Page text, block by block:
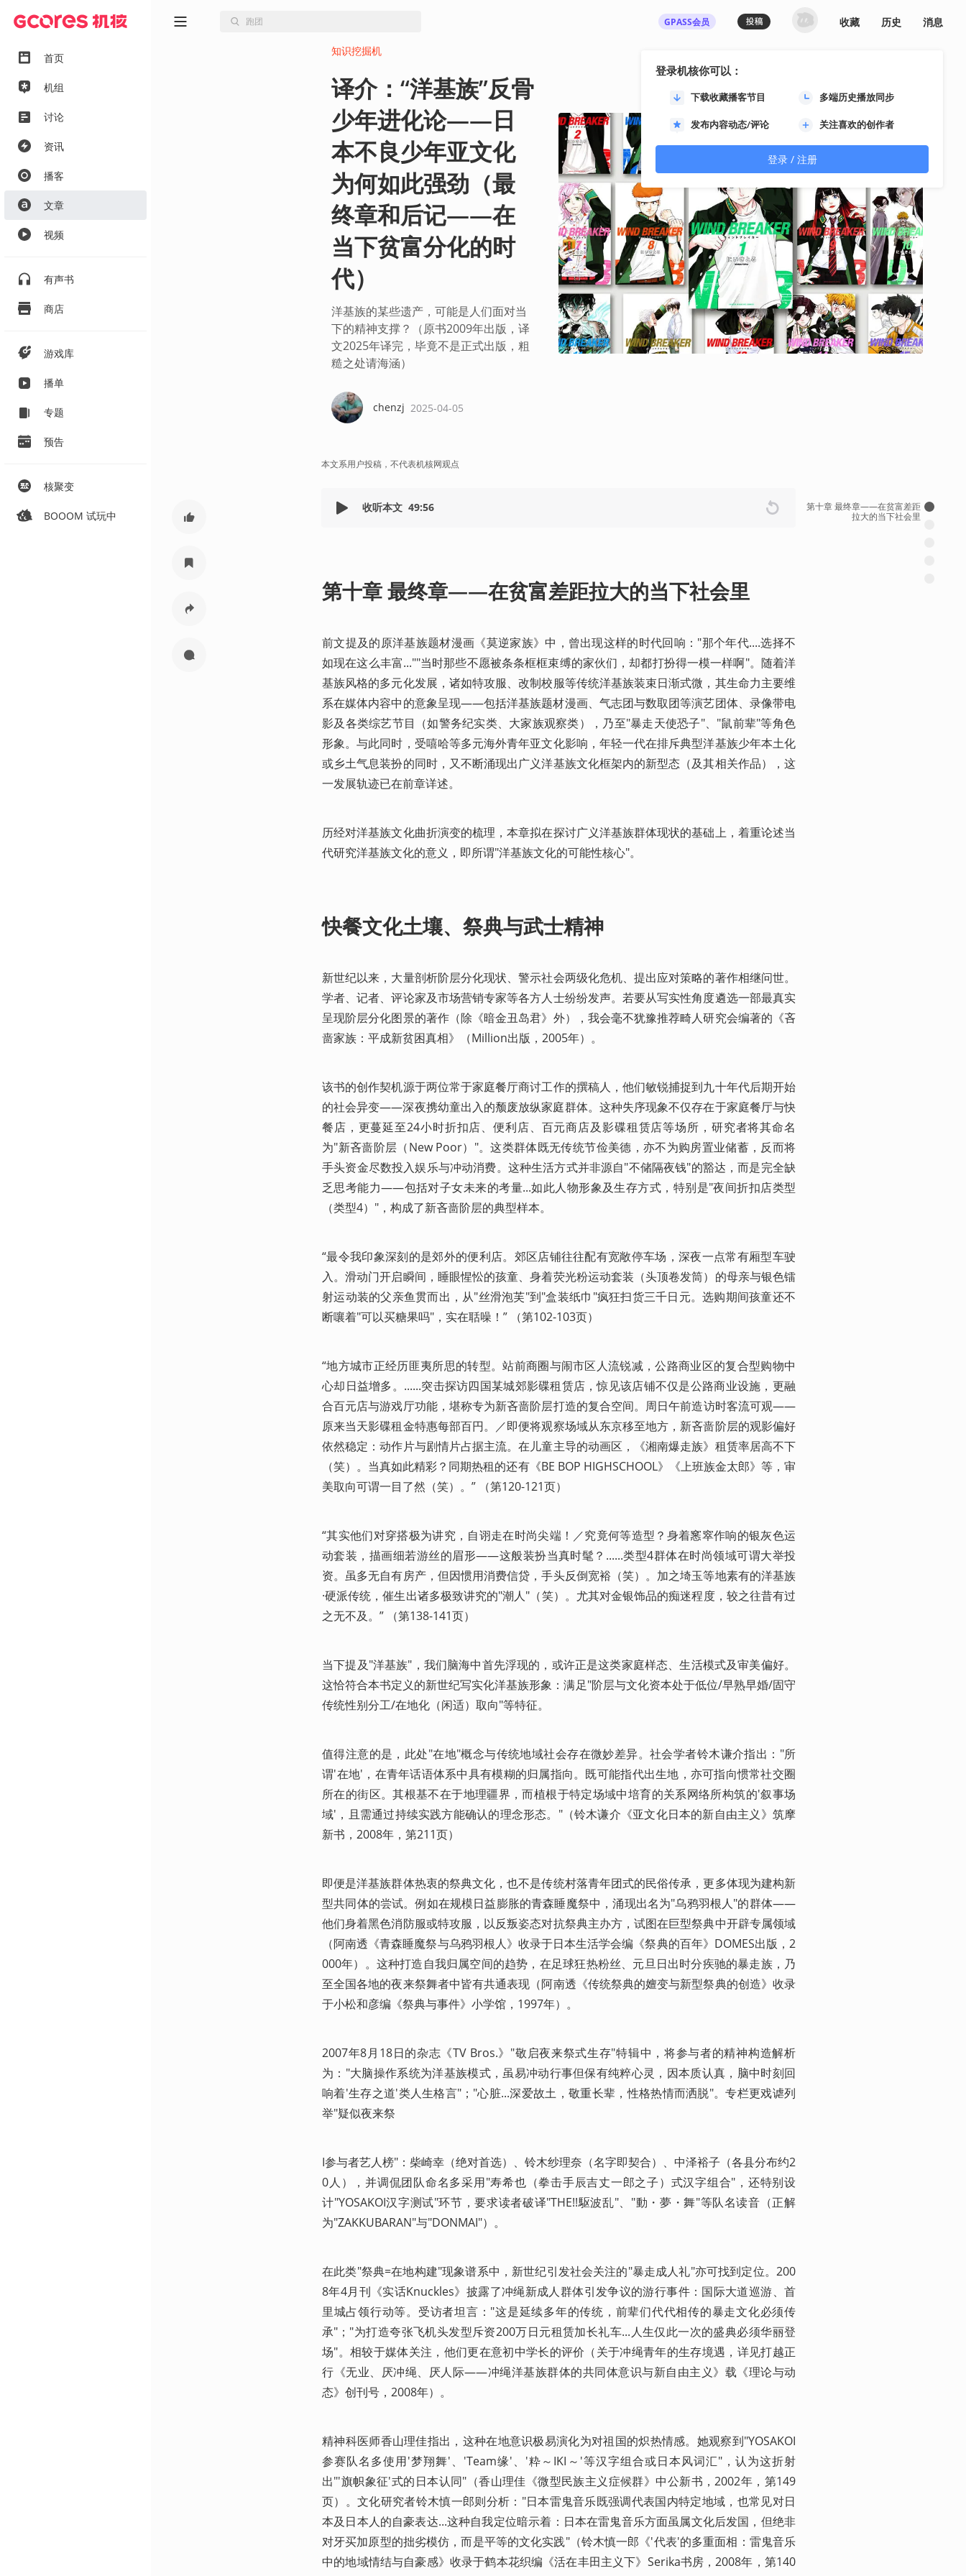
首页
机组
讨论
资讯
播客
文章
视频
有声书
商店
游戏库
播单
专题
预告
核聚变
BOOOM 试玩中
GPASS会员
登录机核你可以：
下载收藏播客节目 多端历史播放同步
发布内容动态/评论 关注喜欢的创作者
登录 / 注册
收藏 历史 消息
知识挖掘机
译介：“洋基族”反骨
少年进化论——日
本不良少年亚文化
为何如此强劲（最
终章和后记——在
当下贫富分化的时
代）
洋基族的某些遗产，可能是人们面对当
下的精神支撑？（原书2009年出版，译
文2025年译完，毕竟不是正式出版，粗
糙之处请海涵）
chenzj 2025-04-05
本文系用户投稿，不代表机核网观点
收听本文 49:56
第十章 最终章——在贫富差距拉大的当下社会里
前文提及的原洋基族题材漫画《莫逆家族》中，曾出现这样的时代回响："那个年代....选择不
如现在这么丰富...""当时那些不愿被条条框框束缚的家伙们，却都打扮得一模一样啊"。随着洋
基族风格的多元化发展，诸如特攻服、改制校服等传统洋基族装束日渐式微，其生命力主要维
系在媒体内容中的意象呈现——包括洋基族题材漫画、气志团与数取团等演艺团体、录像带电
影及各类综艺节目（如警务纪实类、大家族观察类），乃至"暴走天使恐子"、"鼠前辈"等角色
形象。与此同时，受嘻哈等多元海外青年亚文化影响，年轻一代在排斥典型洋基族少年本土化
或乡土气息装扮的同时，又不断涌现出广义洋基族文化框架内的新型态（及其相关作品），这
一发展轨迹已在前章详述。
历经对洋基族文化曲折演变的梳理，本章拟在探讨广义洋基族群体现状的基础上，着重论述当
代研究洋基族文化的意义，即所谓"洋基族文化的可能性核心"。
快餐文化土壤、祭典与武士精神
新世纪以来，大量剖析阶层分化现状、警示社会两级化危机、提出应对策略的著作相继问世。
学者、记者、评论家及市场营销专家等各方人士纷纷发声。若要从写实性角度遴选一部最真实
呈现阶层分化图景的著作（除《暗金丑岛君》外），我会毫不犹豫推荐畸人研究会编著的《吝
啬家族：平成新贫困真相》（Million出版，2005年）。
该书的创作契机源于两位常于家庭餐厅商讨工作的撰稿人，他们敏锐捕捉到九十年代后期开始
的社会异变——深夜携幼童出入的颓废放纵家庭群体。这种失序现象不仅存在于家庭餐厅与快
餐店，更蔓延至24小时折扣店、便利店、百元商店及影碟租赁店等场所，研究者将其命名
为"新吝啬阶层（New Poor）"。这类群体既无传统节俭美德，亦不为购房置业储蓄，反而将
手头资金尽数投入娱乐与冲动消费。这种生活方式并非源自"不储隔夜钱"的豁达，而是完全缺
乏思考能力——包括对子女未来的考量...如此人物形象及生存方式，特别是"夜间折扣店类型
（类型4）"，构成了新吝啬阶层的典型样本。
“最令我印象深刻的是郊外的便利店。郊区店铺往往配有宽敞停车场，深夜一点常有厢型车驶
入。滑动门开启瞬间，睡眼惺忪的孩童、身着荧光粉运动套装（头顶卷发筒）的母亲与银色镭
射运动装的父亲鱼贯而出，从"丝滑泡芙"到"盒装纸巾"疯狂扫货三千日元。选购期间孩童还不
断嚷着"可以买糖果吗"，实在聒噪！” （第102-103页）
“地方城市正经历匪夷所思的转型。站前商圈与闹市区人流锐减，公路商业区的复合型购物中
心却日益增多。......突击探访四国某城郊影碟租赁店，惊见该店铺不仅是公路商业设施，更融
合百元店与游戏厅功能，堪称专为新吝啬阶层打造的复合空间。周日午前造访时客流可观——
原来当天影碟租金特惠每部百円。／即便将观察场域从东京移至地方，新吝啬阶层的观影偏好
依然稳定：动作片与剧情片占据主流。在儿童主导的动画区，《湘南爆走族》租赁率居高不下
（笑）。当真如此精彩？同期热租的还有《BE BOP HIGHSCHOOL》《上班族金太郎》等，审
美取向可谓一目了然（笑）。” （第120-121页）
“其实他们对穿搭极为讲究，自诩走在时尚尖端！／究竟何等造型？身着窸窣作响的银灰色运
动套装，描画细若游丝的眉形——这般装扮当真时髦？......类型4群体在时尚领域可谓大举投
资。虽多无自有房产，但因惯用消费信贷，手头反倒宽裕（笑）。加之埼玉等地素有的洋基族
·硬派传统，催生出诸多极致讲究的"潮人"（笑）。尤其对金银饰品的痴迷程度，较之往昔有过
之无不及。” （第138-141页）
当下提及"洋基族"，我们脑海中首先浮现的，或许正是这类家庭样态、生活模式及审美偏好。
这恰符合本书定义的新世纪写实化洋基族形象：满足"阶层与文化资本处于低位/早熟早婚/固守
传统性别分工/在地化（闲适）取向"等特征。
值得注意的是，此处"在地"概念与传统地域社会存在微妙差异。社会学者铃木谦介指出："所
谓'在地'，在青年话语体系中具有模糊的归属指向。既可能指代出生地，亦可指向惯常社交圈
所在的街区。其根基不在于地理疆界，而植根于特定场域中培育的关系网络所构筑的'叙事场
域'，且需通过持续实践方能确认的理念形态。"（铃木谦介《亚文化日本的新自由主义》筑摩
新书，2008年，第211页）
即便是洋基族群体热衷的祭典文化，也不是传统村落青年团式的民俗传承，更多体现为建构新
型共同体的尝试。例如在规模日益膨胀的青森睡魔祭中，涌现出名为"乌鸦羽根人"的群体——
他们身着黑色消防服或特攻服，以反叛姿态对抗祭典主办方，试图在巨型祭典中开辟专属领域
（阿南透《青森睡魔祭与乌鸦羽根人》收录于日本生活学会编《祭典的百年》DOMES出版，2
000年）。这种打造自我归属空间的趋势，在足球狂热粉丝、元旦日出时分疾驰的暴走族，乃
至全国各地的夜来祭舞者中皆有共通表现（阿南透《传统祭典的嬗变与新型祭典的创造》收录
于小松和彦编《祭典与事件》小学馆，1997年）。
2007年8月18日的杂志《TV Bros.》"敬启夜来祭式生存"特辑中，将参与者的精神构造解析
为："大脑操作系统为洋基族模式，虽易冲动行事但保有纯粹心灵，因本质认真，脑中时刻回
响着'生存之道'类人生格言"；"心脏...深爱故土，敬重长辈，性格热情而洒脱"。专栏更戏谑列
举"疑似夜来祭
I参与者艺人榜"：柴崎幸（绝对首选）、铃木纱理奈（名字即契合）、中泽裕子（各县分布约2
0人），并调侃团队命名多采用"寿希也（拳击手辰吉丈一郎之子）式汉字组合"，还特别设
计"YOSAKOI汉字测试"环节，要求读者破译"THE!!駆波乱"、"動・夢・舞"等队名读音（正解
为"ZAKKUBARAN"与"DONMAI"）。
在此类"祭典=在地构建"现象谱系中，新世纪引发社会关注的"暴走成人礼"亦可找到定位。200
8年4月刊《实话Knuckles》披露了冲绳新成人群体引发争议的游行事件：国际大道巡游、首
里城占领行动等。受访者坦言："这是延续多年的传统，前辈们代代相传的暴走文化必须传
承"；"为打造夸张飞机头发型斥资200万日元租赁加长礼车...人生仅此一次的盛典必须华丽登
场"。相较于媒体关注，他们更在意初中学长的评价（关于冲绳青年的生存境遇，详见打越正
行《无业、厌冲绳、厌人际——冲绳洋基族群体的共同体意识与新自由主义》载《理论与动
态》创刊号，2008年）。
精神科医师香山理佳指出，这种在地意识极易演化为对祖国的炽热情感。她观察到"YOSAKOI
参赛队名多使用'梦翔舞'、'Team缘'、'粋～IKI～'等汉字组合或日本风词汇"，认为这折射
出"'旗帜象征'式的日本认同"（香山理佳《微型民族主义症候群》中公新书，2002年，第149
页）。文化研究者铃木慎一郎则分析："日本雷鬼音乐既强调代表国内特定地域，也常见对日
本及日本人的自豪表达...这种自我定位暗示着：日本在雷鬼音乐方面虽属文化后发国，但绝非
对牙买加原型的拙劣模仿，而是平等的文化实践"（铃木慎一郎《'代表'的多重面相：雷鬼音乐
中的地域情结与自豪感》收录于鹤本花织编《活在丰田主义下》Serika书房，2008年，第140
第十章 最终章——在贫富差距
拉大的当下社会里